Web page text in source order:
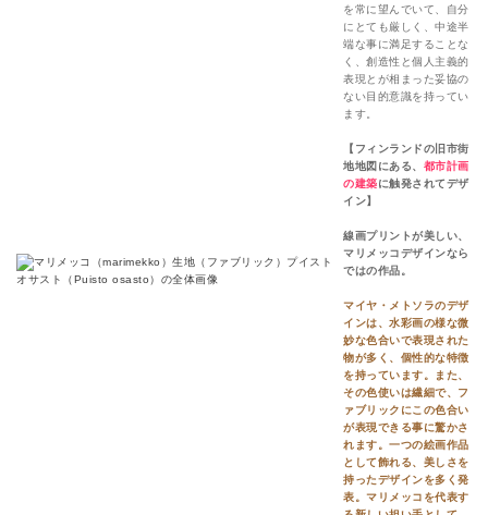
を常に望んでいて、自分
にとても厳しく、中途半
端な事に満足することな
く、創造性と個人主義的
表現とが相まった妥協の
ない目的意識を持ってい
ます。
【フィンランドの旧市街
地地図にある、 都市計画
の建築に触発されてデザ
イン】
線画プリントが美しい、
マリメッコデザインなら
ではの作品。
マイヤ・メトソラのデザ
インは、水彩画の様な微
妙な色合いで表現された
物が多く、個性的な特徴
を持っています。また、
その色使いは繊細で、フ
ァブリックにこの色合い
が表現できる事に驚かさ
れます。一つの絵画作品
として飾れる、美しさを
持ったデザインを多く発
表。マリメッコを代表す